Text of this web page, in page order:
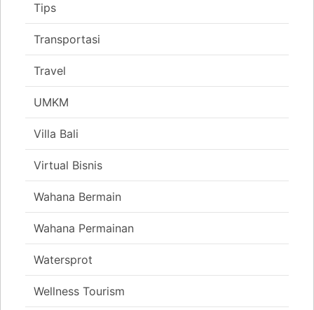
Tips
Transportasi
Travel
UMKM
Villa Bali
Virtual Bisnis
Wahana Bermain
Wahana Permainan
Watersprot
Wellness Tourism